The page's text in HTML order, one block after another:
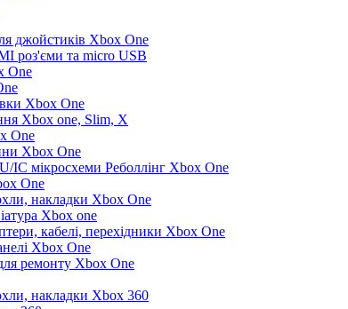
джойстиків Xbox One
роз'єми та micro USB
One
Xbox One
Xbox one, Slim, X
One
Xbox One
IC мікросхеми Реболлінг Xbox One
One
накладки Xbox One
Xbox one
кабелі, перехідники Xbox One
Xbox One
ремонту Xbox One
накладки Xbox 360